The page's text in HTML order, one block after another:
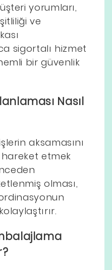
yorumları,
ve
sigortalı hizmet
bir güvenlik
Nasıl
aksamasını
etmek
olması,